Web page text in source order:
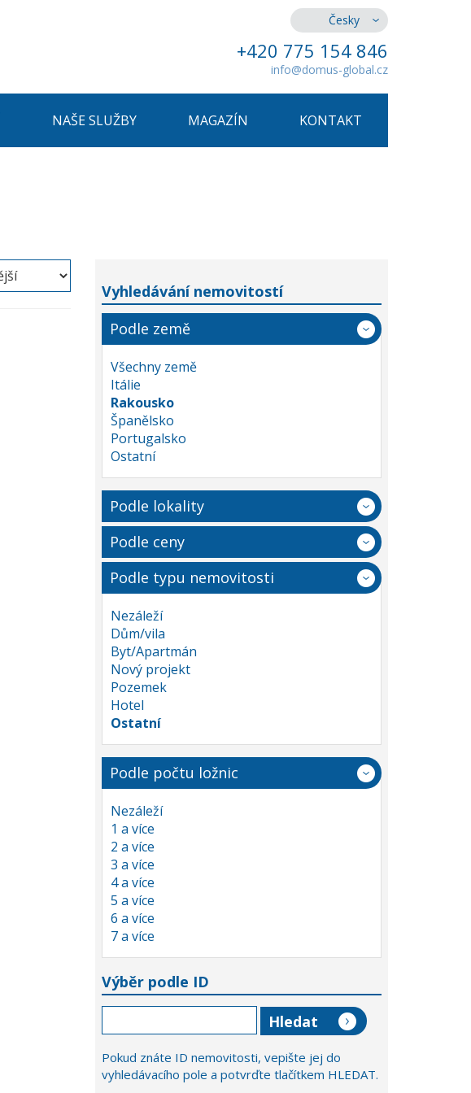
Česky
+420 775 154 846
info@domus-global.cz
NAŠE SLUŽBY MAGAZÍN KONTAKT
Vyhledávání nemovitostí
Podle země
Všechny země
Itálie
Rakousko
Španělsko
Portugalsko
Ostatní
Podle lokality
Podle ceny
Podle typu nemovitosti
Nezáleží
Dům/vila
Byt/Apartmán
Nový projekt
Pozemek
Hotel
Ostatní
Podle počtu ložnic
Nezáleží
1 a více
2 a více
3 a více
4 a více
5 a více
6 a více
7 a více
Výběr podle ID
Pokud znáte ID nemovitosti, vepište jej do
vyhledávacího pole a potvrďte tlačítkem HLEDAT.